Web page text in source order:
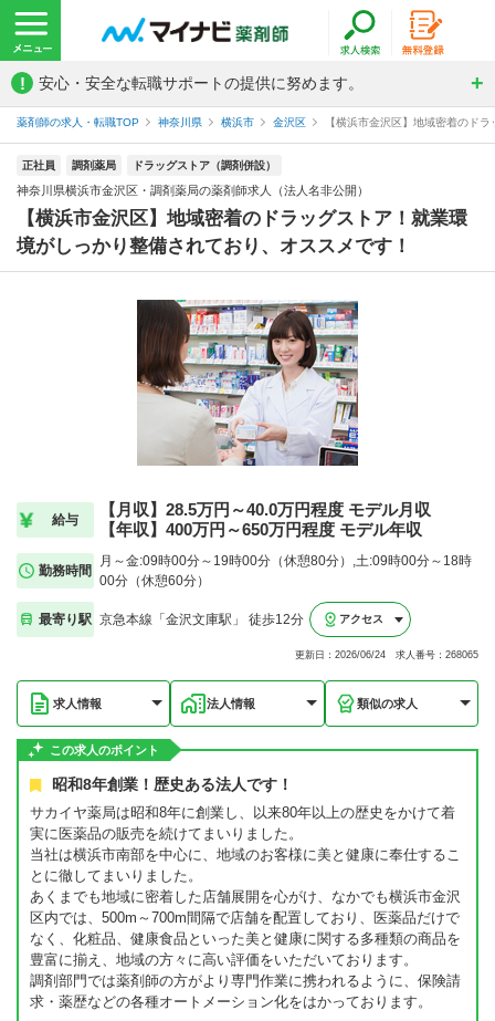
! 安心・安全な転職サポートの提供に努めます。
薬剤師の求人・転職TOP 神奈川県 横浜市 金沢区 【横浜市金沢区】地域密着のド
正社員 調剤薬局 ドラッグストア（調剤併設）
神奈川県横浜市金沢区・調剤薬局の薬剤師求人（法人名非公開）
【横浜市金沢区】地域密着のドラッグストア！就業環
境がしっかり整備されており、オススメです！
給与
【月収】28.5万円～40.0万円程度 モデル月収
【年収】400万円～650万円程度 モデル年収
勤務時間
月～金:09時00分～19時00分（休憩80分）,土:09時00分～18時
00分（休憩60分）
最寄り駅 京急本線「金沢文庫駅」 徒歩12分 アクセス
更新日：2026/06/24 求人番号：268065
求人情報 法人情報 類似の求人
この求人のポイント
昭和8年創業！歴史ある法人です！
サカイヤ薬局は昭和8年に創業し、以来80年以上の歴史をかけて着
実に医薬品の販売を続けてまいりました。
当社は横浜市南部を中心に、地域のお客様に美と健康に奉仕するこ
とに徹してまいりました。
あくまでも地域に密着した店舗展開を心がけ、なかでも横浜市金沢
区内では、500m～700m間隔で店舗を配置しており、医薬品だけで
なく、化粧品、健康食品といった美と健康に関する多種類の商品を
豊富に揃え、地域の方々に高い評価をいただいております。
調剤部門では薬剤師の方がより専門作業に携われるように、保険請
求・薬歴などの各種オートメーション化をはかっております。